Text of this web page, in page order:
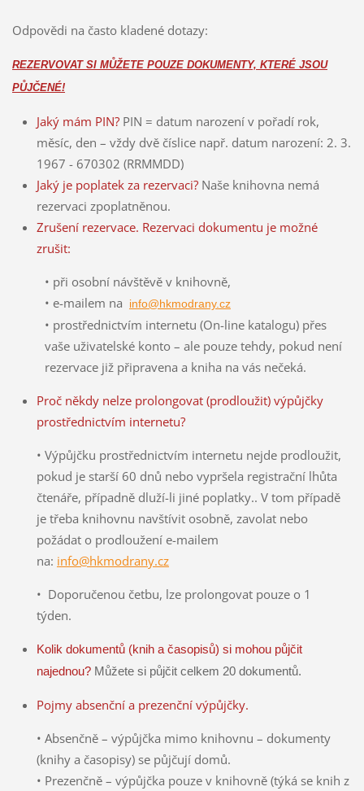
Odpovědi na často kladené dotazy:
REZERVOVAT SI MŮŽETE POUZE DOKUMENTY, KTERÉ JSOU
PŮJČENÉ!
Jaký mám PIN?PIN = datum narození v pořadí rok,
měsíc, den – vždy dvě číslice např. datum narození: 2. 3.
1967 - 670302 (RRMMDD)
Jaký je poplatek za rezervaci?Naše knihovna nemá
rezervaci zpoplatněnou.
Zrušení rezervace. Rezervaci dokumentu je možné
zrušit:
• při osobní návštěvě v knihovně,
• e-mailem na
info@hkmodrany.cz
• prostřednictvím internetu (On-line katalogu) přes
vaše uživatelské konto – ale pouze tehdy, pokud není
rezervace již připravena a kniha na vás nečeká.
Proč někdy nelze prolongovat (prodloužit) výpůjčky
prostřednictvím internetu?
• Výpůjčku prostřednictvím internetu nejde prodloužit,
pokud je starší 60 dnů nebo vypršela registrační lhůta
čtenáře, případně dluží-li jiné poplatky.. V tom případě
je třeba knihovnu navštívit osobně, zavolat nebo
požádat o prodloužení e-mailem
na: info@hkmodrany.cz
• Doporučenou četbu, lze prolongovat pouze o 1
týden.
Kolik dokumentů (knih a časopisů) si mohou půjčit
najednou? Můžete si půjčit celkem 20 dokumentů.
Pojmy absenční a prezenční výpůjčky.
• Absenčně – výpůjčka mimo knihovnu – dokumenty
(knihy a časopisy) se půjčují domů.
• Prezenčně – výpůjčka pouze v knihovně (týká se knih z